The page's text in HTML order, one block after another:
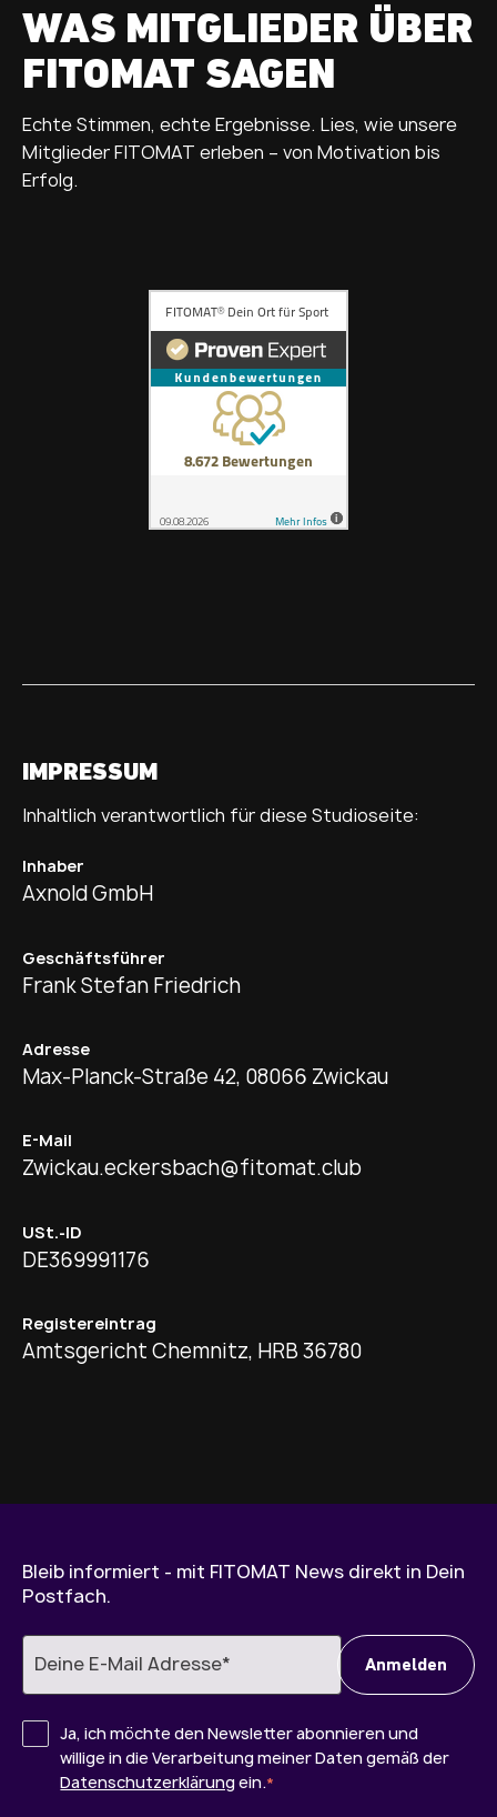
WAS MITGLIEDER ÜBER
FITOMAT SAGEN
Echte Stimmen, echte Ergebnisse. Lies, wie unsere
Mitglieder FITOMAT erleben – von Motivation bis
Erfolg.
IMPRESSUM
Inhaltlich verantwortlich für diese Studioseite:
Inhaber
Axnold GmbH
Geschäftsführer
Frank Stefan Friedrich
Adresse
Max-Planck-Straße 42, 08066 Zwickau
E-Mail
Zwickau.eckersbach@fitomat.club
USt.-ID
DE369991176
Registereintrag
Amtsgericht Chemnitz, HRB 36780
Bleib informiert - mit FITOMAT News direkt in Dein
Postfach.
Ja, ich möchte den Newsletter abonnieren und
willige in die Verarbeitung meiner Daten gemäß der
Datenschutzerklärung ein.*